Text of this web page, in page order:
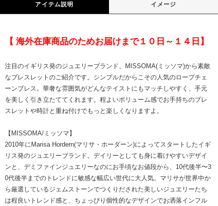
アイテム説明 イメージ
【 海外在庫商品のためお届けまで１０日～１４日】
注目のイギリス発のジュエリーブランド、MISSOMA(ミッソマ)から素敵
なブレスレットのご紹介です。シンプルだからこその人気のロープチェ
ーンブレス。華奢な雰囲気がどんなテイストにもマッチしやすく、手元
を美しく引き立たててくれます。程よいボリューム感でお手持ちのブレ
スレットや時計と重ね付けでもっと楽しくなりますよ。
【 MISSOMA/ミッソマ】
2010年にMarisa Hordern(マリサ・ホーダーン)によってスタートしたイギ
リス発のジュエリーブランド。デイリーとしても身に着けやすいデザイ
ンと、デミファインジュエリーなのにお手頃なお値段から、10代後半〜3
0代後半までのトレンドに敏感な幅広い世代に大人気。マリサが世界中か
ら厳選しているジェムストーンでつくりだされた美しいジュエリーたち
は程良いトレンド感と、ちょっぴり個性的なデザインでお洒落インフル